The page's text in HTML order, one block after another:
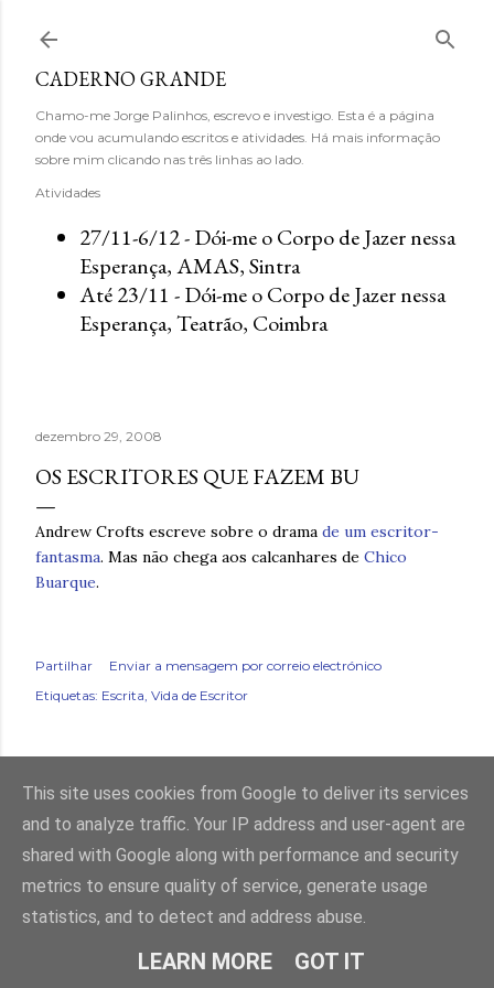
CADERNO GRANDE
Chamo-me Jorge Palinhos, escrevo e investigo. Esta é a página
onde vou acumulando escritos e atividades. Há mais informação
sobre mim clicando nas três linhas ao lado.
Atividades
27/11-6/12 - Dói-me o Corpo de Jazer nessa
Esperança, AMAS, Sintra
Até 23/11 - Dói-me o Corpo de Jazer nessa
Esperança, Teatrão, Coimbra
dezembro 29, 2008
OS ESCRITORES QUE FAZEM BU
Andrew Crofts escreve sobre o drama de um escritor-
fantasma. Mas não chega aos calcanhares de Chico
Buarque.
Partilhar
Enviar a mensagem por correio electrónico
Etiquetas: Escrita Vida de Escritor
Com tecnologia do Blogger
This site uses cookies from Google to deliver its services
and to analyze traffic. Your IP address and user-agent are
shared with Google along with performance and security
metrics to ensure quality of service, generate usage
statistics, and to detect and address abuse.
LEARN MORE GOT IT